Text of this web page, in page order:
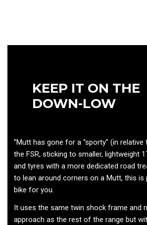
KEEP IT ON THE
DOWN-LOW
”Mutt has gone for a “sporty” (in
the FSR, sticking to smaller, lightweight
and tyres with a more dedicated road
to lean around corners on a Mutt, this is
bike for you.
It uses the same twin shock frame and
approach as the rest of the range but